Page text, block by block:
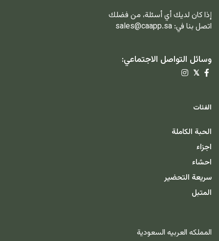
إذا كان لديك أي أسئلة، من فضلك
اتصل بنا في: sales@caapp.sa
وسائل التواصل الاجتماعي:
𝕏
الفئات
الحبة الكاملة
اجزاء
احشاء
سريعة التحضير
المتبل
المملكه العربيه السعودية